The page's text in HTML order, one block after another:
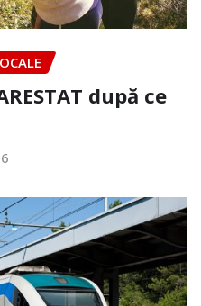
după ce